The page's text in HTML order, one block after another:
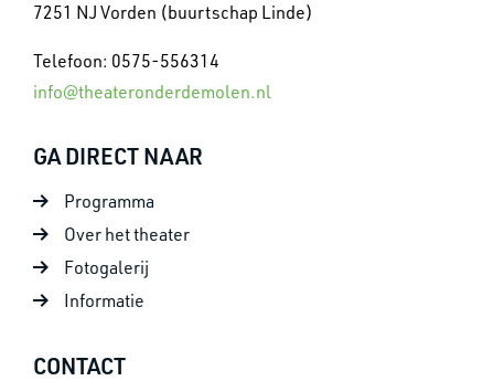
7251 NJ Vorden (buurtschap Linde)
Telefoon: 0575-556314
info@theateronderdemolen.nl
GA DIRECT NAAR
Programma
Over het theater
Fotogalerij
Informatie
CONTACT